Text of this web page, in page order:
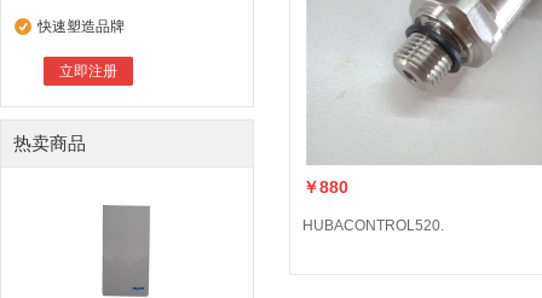
快速塑造品牌
立即注册
热卖商品
￥880
HUBACONTROL520.